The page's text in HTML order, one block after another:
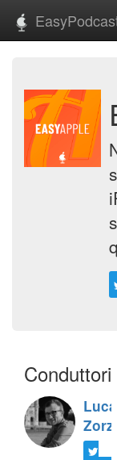
Conduttori
Luca
Zorzi